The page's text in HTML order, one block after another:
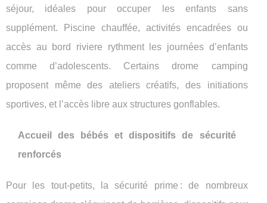
séjour, idéales pour occuper les enfants sans
supplément. Piscine chauffée, activités encadrées ou
accès au bord riviere rythment les journées d’enfants
comme d’adolescents. Certains drome camping
proposent même des ateliers créatifs, des initiations
sportives, et l’accès libre aux structures gonflables.
Accueil des bébés et dispositifs de sécurité
renforcés
Pour les tout-petits, la sécurité prime : de nombreux